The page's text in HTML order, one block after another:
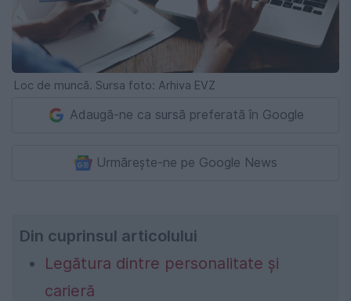
Loc de muncă. Sursa foto: Arhiva EVZ
Adaugă-ne ca sursă preferată în Google
Urmărește-ne pe Google News
Din cuprinsul articolului
Legătura dintre personalitate și
carieră